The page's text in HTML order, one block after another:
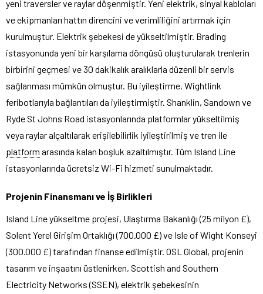
yeni traversler ve raylar döşenmiştir. Yeni elektrik, sinyal kabloları
ve ekipmanları hattın direncini ve verimliliğini artırmak için
kurulmuştur. Elektrik şebekesi de yükseltilmiştir. Brading
istasyonunda yeni bir karşılama döngüsü oluşturularak trenlerin
birbirini geçmesi ve 30 dakikalık aralıklarla düzenli bir servis
sağlanması mümkün olmuştur. Bu iyileştirme, Wightlink
feribotlarıyla bağlantıları da iyileştirmiştir. Shanklin, Sandown ve
Ryde St Johns Road istasyonlarında platformlar yükseltilmiş
veya raylar alçaltılarak erişilebilirlik iyileştirilmiş ve tren ile
platform arasında kalan boşluk azaltılmıştır. Tüm Island Line
istasyonlarında ücretsiz Wi-Fi hizmeti sunulmaktadır.
Projenin Finansmanı ve İş Birlikleri
Island Line yükseltme projesi, Ulaştırma Bakanlığı (25 milyon £),
Solent Yerel Girişim Ortaklığı (700.000 £) ve Isle of Wight Konseyi
(300.000 £) tarafından finanse edilmiştir. OSL Global, projenin
tasarım ve inşaatını üstlenirken, Scottish and Southern
Electricity Networks (SSEN), elektrik şebekesinin